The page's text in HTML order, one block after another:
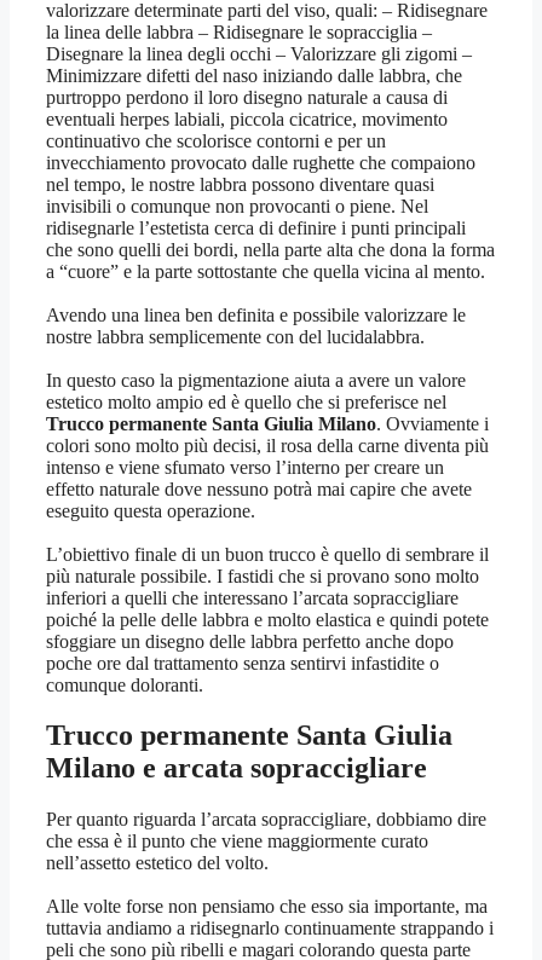
valorizzare determinate parti del viso, quali: – Ridisegnare
la linea delle labbra – Ridisegnare le sopracciglia –
Disegnare la linea degli occhi – Valorizzare gli zigomi –
Minimizzare difetti del naso iniziando dalle labbra, che
purtroppo perdono il loro disegno naturale a causa di
eventuali herpes labiali, piccola cicatrice, movimento
continuativo che scolorisce contorni e per un
invecchiamento provocato dalle rughette che compaiono
nel tempo, le nostre labbra possono diventare quasi
invisibili o comunque non provocanti o piene. Nel
ridisegnarle l’estetista cerca di definire i punti principali
che sono quelli dei bordi, nella parte alta che dona la forma
a “cuore” e la parte sottostante che quella vicina al mento.
Avendo una linea ben definita e possibile valorizzare le
nostre labbra semplicemente con del lucidalabbra.
In questo caso la pigmentazione aiuta a avere un valore
estetico molto ampio ed è quello che si preferisce nel
Trucco permanente Santa Giulia Milano. Ovviamente i
colori sono molto più decisi, il rosa della carne diventa più
intenso e viene sfumato verso l’interno per creare un
effetto naturale dove nessuno potrà mai capire che avete
eseguito questa operazione.
L’obiettivo finale di un buon trucco è quello di sembrare il
più naturale possibile. I fastidi che si provano sono molto
inferiori a quelli che interessano l’arcata sopraccigliare
poiché la pelle delle labbra e molto elastica e quindi potete
sfoggiare un disegno delle labbra perfetto anche dopo
poche ore dal trattamento senza sentirvi infastidite o
comunque doloranti.
Trucco permanente Santa Giulia
Milano e arcata sopraccigliare
Per quanto riguarda l’arcata sopraccigliare, dobbiamo dire
che essa è il punto che viene maggiormente curato
nell’assetto estetico del volto.
Alle volte forse non pensiamo che esso sia importante, ma
tuttavia andiamo a ridisegnarlo continuamente strappando i
peli che sono più ribelli e magari colorando questa parte